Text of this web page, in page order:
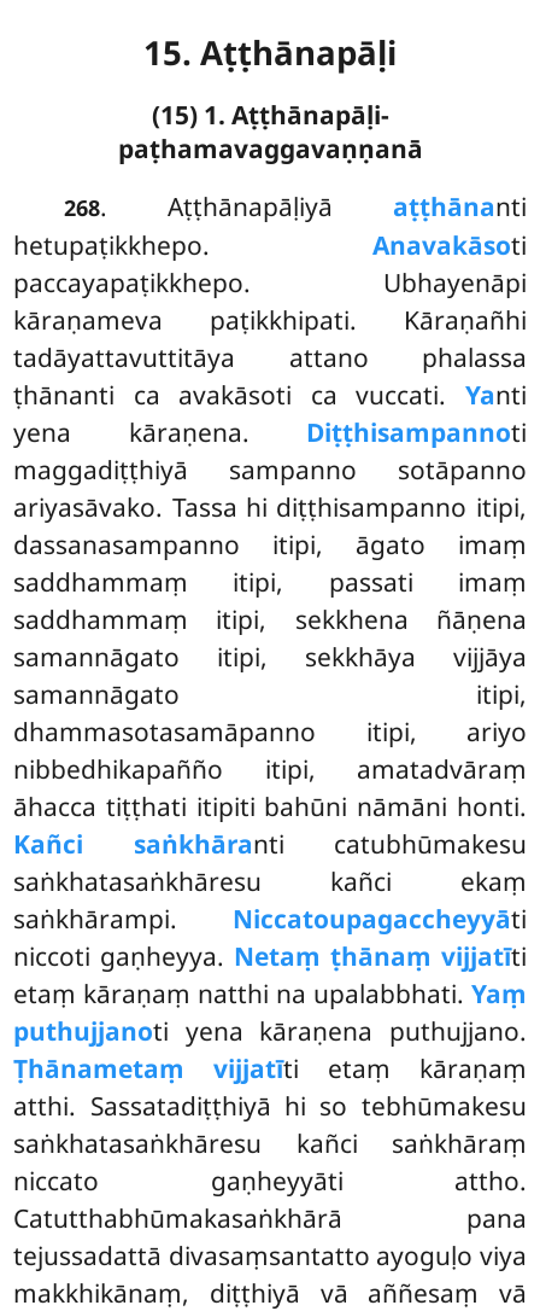
15. Aṭṭhānapāḷi
(15) 1. Aṭṭhānapāḷi-
paṭhamavaggavaṇṇanā
268. Aṭṭhānapāḷiyā aṭṭhānanti
hetupaṭikkhepo. Anavakāsoti
paccayapaṭikkhepo. Ubhayenāpi
kāraṇameva paṭikkhipati. Kāraṇañhi
tadāyattavuttitāya attano phalassa
ṭhānanti ca avakāsoti ca vuccati. Yanti
yena kāraṇena. Diṭṭhisampannoti
maggadiṭṭhiyā sampanno sotāpanno
ariyasāvako. Tassa hi diṭṭhisampanno itipi,
dassanasampanno itipi, āgato imaṃ
saddhammaṃ itipi, passati imaṃ
saddhammaṃ itipi, sekkhena ñāṇena
samannāgato itipi, sekkhāya vijjāya
samannāgato itipi,
dhammasotasamāpanno itipi, ariyo
nibbedhikapañño itipi, amatadvāraṃ
āhacca tiṭṭhati itipiti bahūni nāmāni honti.
Kañci saṅkhāranti catubhūmakesu
saṅkhatasaṅkhāresu kañci ekaṃ
saṅkhārampi. Niccatoupagaccheyyāti
niccoti gaṇheyya. Netaṃ ṭhānaṃ vijjatīti
etaṃ kāraṇaṃ natthi na upalabbhati. Yaṃ
puthujjanoti yena kāraṇena puthujjano.
Ṭhānametaṃ vijjatīti etaṃ kāraṇaṃ
atthi. Sassatadiṭṭhiyā hi so tebhūmakesu
saṅkhatasaṅkhāresu kañci saṅkhāraṃ
niccato gaṇheyyāti attho.
Catutthabhūmakasaṅkhārā pana
tejussadattā divasaṃsantatto ayoguḷo viya
makkhikānaṃ, diṭṭhiyā vā aññesaṃ vā